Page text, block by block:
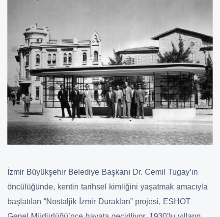
İzmir Büyükşehir Belediye Başkanı Dr. Cemil Tugay’ın
öncülüğünde, kentin tarihsel kimliğini yaşatmak amacıyla
başlatılan “Nostaljik İzmir Durakları” projesi, ESHOT